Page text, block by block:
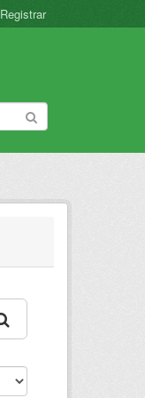
Registrar